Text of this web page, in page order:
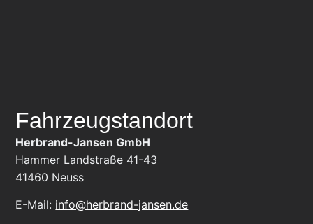
Fahrzeugstandort
Herbrand-Jansen GmbH
Hammer Landstraße 41-43
41460 Neuss
E-Mail: info@herbrand-jansen.de